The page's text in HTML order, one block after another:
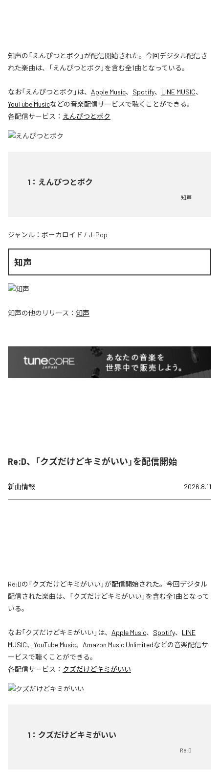
知声の「えんぴつとボク」が配信開始された。今回デジタル配信さ
れた楽曲は、「えんぴつとボク」を含む全1曲となっている。
なお「えんぴつとボク 」は、 Apple Music、 Spotify、 LINE MUSIC、
YouTube Musicなどの音楽配信サービスで聴くことができる。
各配信サービス： えんぴつとボク
1 ： えんぴつとボク
知声
ジャンル： ボーカロイド / J-Pop
知声
知声の他のリリース： 知声
Re:D、「クズだけどキミがいい」を配信開始
新曲情報 2026.8.11
Re:Dの「クズだけどキミがいい」が配信開始された。今回デジタル
配信された楽曲は、「クズだけどキミがいい」を含む全1曲となって
いる。
なお「クズだけどキミがいい 」は、 Apple Music、 Spotify、 LINE
MUSIC、 YouTube Music、 Amazon Music Unlimitedなどの音楽配信サ
ービスで聴くことができる。
各配信サービス： クズだけどキミがいい
1 ： クズだけどキミがいい
Re:D